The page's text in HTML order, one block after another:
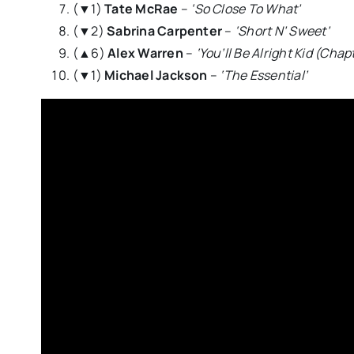
(▼1)Tate McRae – ‘So Close To What’
(▼2)Sabrina Carpenter– ‘Short N’ Sweet’
(▲6)Alex Warren – ‘You’ll Be Alright Kid
(▼1) Michael Jackson – ‘The Essential’